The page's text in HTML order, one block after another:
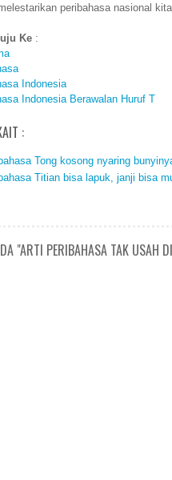
peribahasa nasional
Ke :
Indonesia
Indonesia Berawalan Huruf T
:
Tong kosong nyaring
Titian bisa lapuk, janji bisa
"ARTI PERIBAHASA TAK USAH